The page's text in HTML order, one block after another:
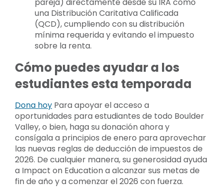
una Distribución Caritativa Calificada
(QCD), cumpliendo con su distribución
mínima requerida y evitando el impuesto
sobre la renta.
Cómo puedes ayudar a los
estudiantes esta temporada
Dona hoy Para apoyar el acceso a
oportunidades para estudiantes de todo Boulder
Valley, o bien, haga su donación ahora y
consígala a principios de enero para aprovechar
las nuevas reglas de deducción de impuestos de
2026. De cualquier manera, su generosidad ayuda
a Impact on Education a alcanzar sus metas de
fin de año y a comenzar el 2026 con fuerza.